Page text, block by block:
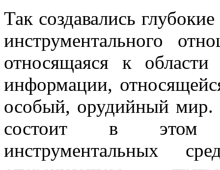
Так создавались
инструментального
относящаяся к области
информации,
особый, орудийный мир.
состоит в этом
инструментальных